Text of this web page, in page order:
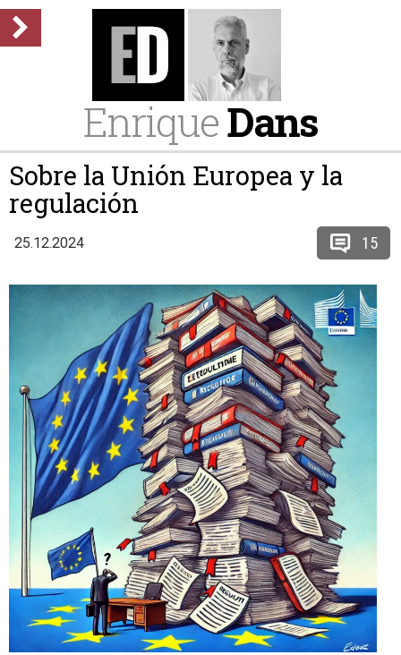
EnriqueDans
Sobre la Unión Europea y la
regulación
25.12.2024 15